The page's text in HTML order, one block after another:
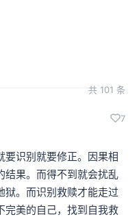
共 101 条
7
要识别就要修正。因果相
结果。而得不到就会扰乱
狱。而识别救赎才能走过
完美的自己，找到自我救